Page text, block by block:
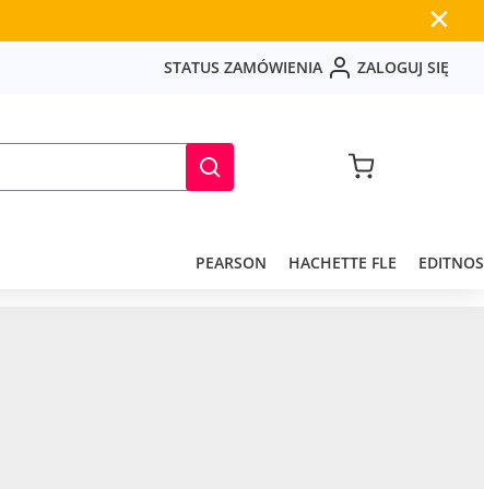
✕
STATUS ZAMÓWIENIA ZALOGUJ SIĘ
PEARSON HACHETTE FLE EDITNOS